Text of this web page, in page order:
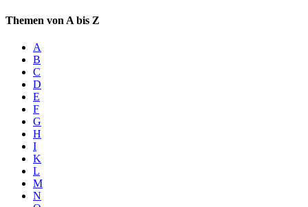
Themen von A bis Z
A
B
C
D
E
F
G
H
I
K
L
M
N